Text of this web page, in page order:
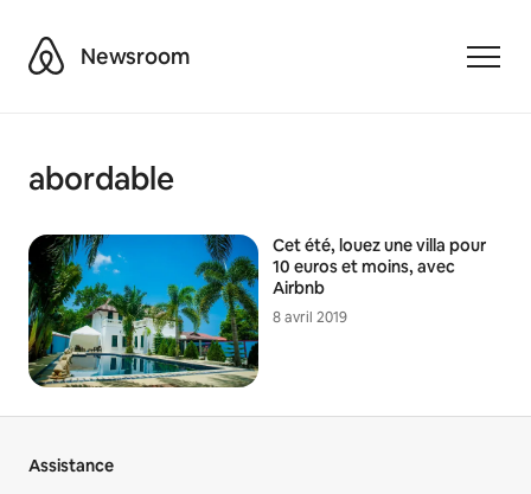
AirbnbNewsroom
abordable
Cet été, louez une villa pour
10 euros et moins, avec
Airbnb
8 avril 2019
Assistance